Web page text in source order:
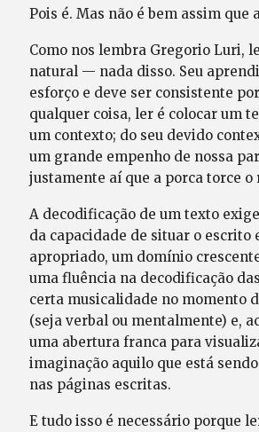
Pois é. Mas não é bem assim que
Como nos lembra Gregorio Luri,
natural — nada disso. Seu
esforço e deve ser consistente
qualquer coisa, ler é colocar um
um contexto; do seu devido
um grande empenho de nossa
justamente aí que a porca torce o
A decodificação de um texto
da capacidade de situar o escrito
apropriado, um domínio
uma fluência na decodificação
certa musicalidade no momento
(seja verbal ou mentalmente) e,
uma abertura franca para
imaginação aquilo que está
nas páginas escritas.
E tudo isso é necessário porque